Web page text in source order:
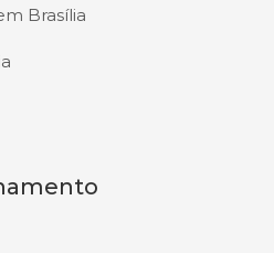
Brasília